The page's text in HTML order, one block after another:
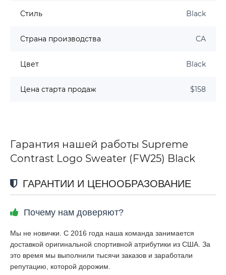
Стиль Black
Страна производства CA
Цвет Black
Цена старта продаж $158
Гарантия нашей работы Supreme
Contrast Logo Sweater (FW25) Black
ГАРАНТИИ И ЦЕНООБРАЗОВАНИЕ
Почему нам доверяют?
Мы не новички. С 2016 года наша команда занимается
доставкой оригинальной спортивной атрибутики из США. За
это время мы выполнили тысячи заказов и заработали
репутацию, которой дорожим.